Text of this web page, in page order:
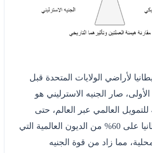
لأراضي الولايات المتحدة قبل
صار الجنيه الاسترليني هو
للتمويل العالمي عبر العالم، حتى
استحوذت بريطانيا على 60% من الديون العالمية التي
مما زاد من قوة الجنيه